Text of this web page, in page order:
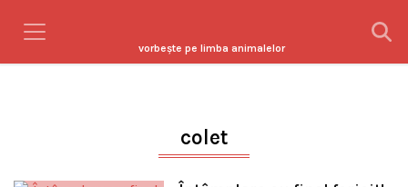
vorbeşte pe limba animalelor
colet